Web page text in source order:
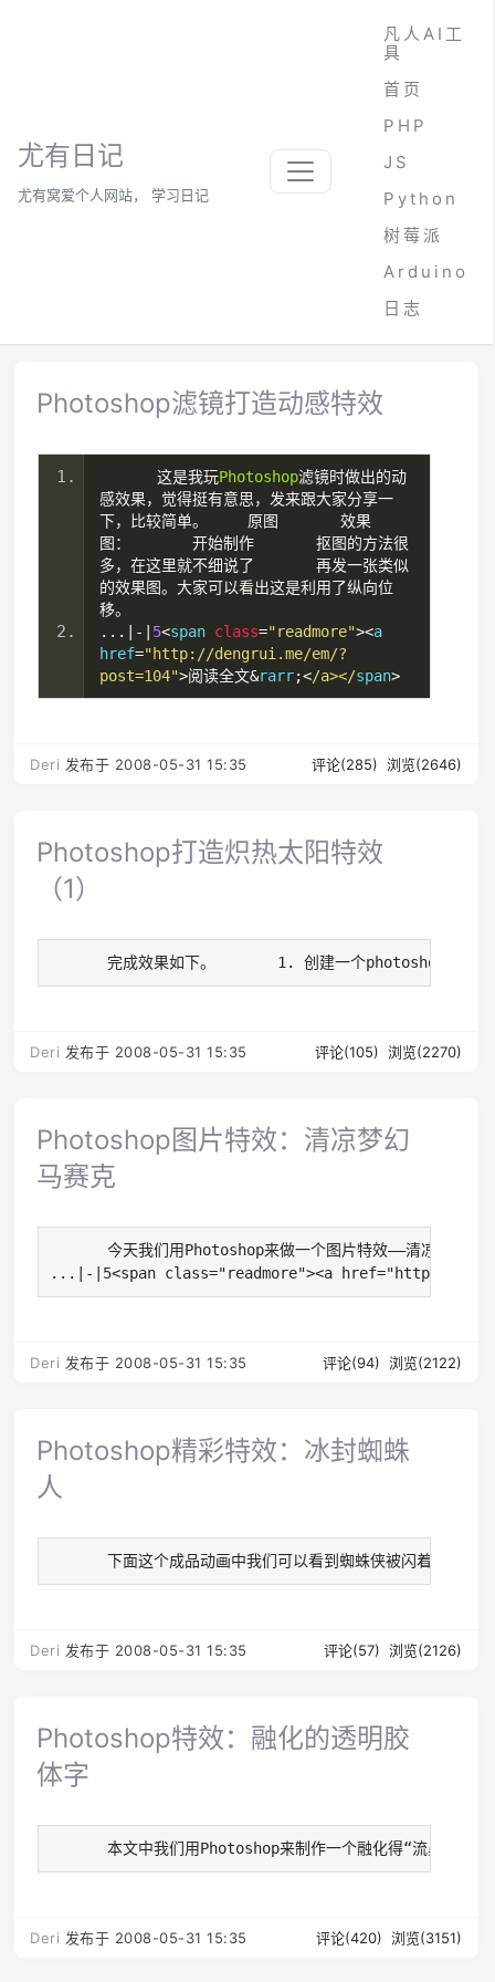
尤有日记
尤有窝爱个人网站， 学习日记
凡人AI工
具
首页
PHP
JS
Python
树莓派
Arduino
日志
Photoshop滤镜打造动感特效
这是我玩Photoshop滤镜时做出的动
感效果，觉得挺有意思，发来跟大家分享一
下，比较简单。
原图　　　　效果
图：　　　　开始制作　　　　抠图的方法很
多，在这里就不细说了　　　　再发一张类似
的效果图。大家可以看出这是利用了纵向位
移。
...|-| 5<span class="readmore"><a
href="http://dengrui.me/em/?
post=104">阅读全文&rarr;</a></span>
Deri 发布于 2008-05-31 15:35 评论(285) 浏览(2646)
Photoshop打造炽热太阳特效
（1）
　　完成效果如下。　　　　1. 创建一个photoshop新文
Deri 发布于 2008-05-31 15:35 评论(105) 浏览(2270)
Photoshop图片特效：清凉梦幻
马赛克
　　今天我们用Photoshop来做一个图片特效
...|-|5<span class="readmore"><a href="http://
Deri 发布于 2008-05-31 15:35 评论(94) 浏览(2122)
Photoshop精彩特效：冰封蜘蛛
人
　　下面这个成品动画中我们可以看到蜘蛛侠被闪着蓝光
Deri 发布于 2008-05-31 15:35 评论(57) 浏览(2126)
Photoshop特效：融化的透明胶
体字
　　本文中我们用Photoshop来制作一个融化得“流鼻涕”
Deri 发布于 2008-05-31 15:35 评论(420) 浏览(3151)